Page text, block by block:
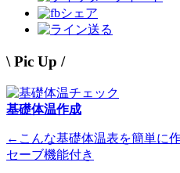
シェア
送る
\ Pic Up /
基礎体温作成
←こんな基礎体温表を簡単に
セーブ機能付き